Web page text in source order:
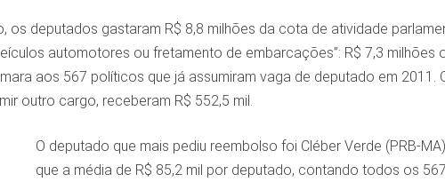
os deputados gastaram R$ 8,8 milhões da cota de atividade
automotores ou fretamento de embarcações”: R$ 7,3 milhões
aos 567 políticos que já assumiram vaga de deputado em 2011.
outro cargo, receberam R$ 552,5 mil.
O deputado que mais pediu reembolso foi Cléber Verde (PRB-
que a média de R$ 85,2 mil por deputado, contando todos os